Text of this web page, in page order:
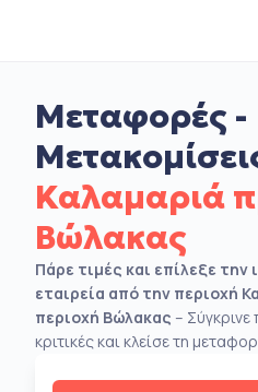
Μεταφορές -
Καλαμαριά
Βώλακας
Πάρε τιμές και επίλεξε την
εταιρεία από την περιοχή
περιοχή Βώλακας –
κριτικές και κλείσε τη